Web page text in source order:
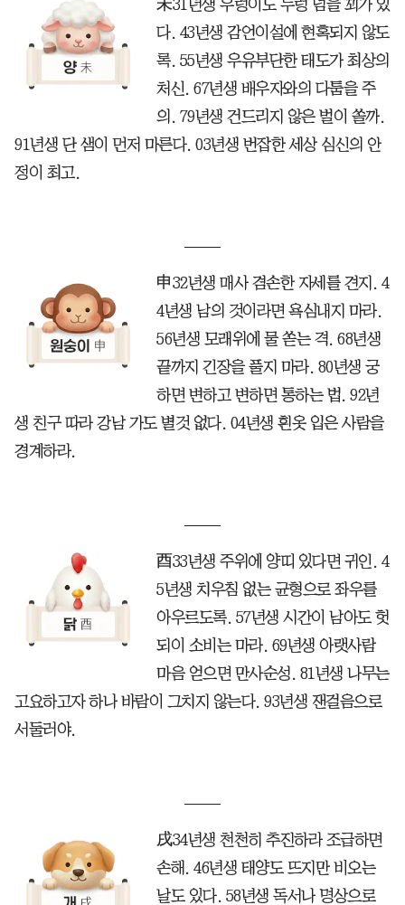
未31년생 우렁이도 두렁 넘을 꾀가 있
다. 43년생 감언이설에 현혹되지 않도
록. 55년생 우유부단한 태도가 최상의
처신. 67년생 배우자와의 다툼을 주
의. 79년생 건드리지 않은 벌이 쏠까.
91년생 단 샘이 먼저 마른다. 03년생 번잡한 세상 심신의 안
정이 최고.
申32년생 매사 겸손한 자세를 견지. 4
4년생 남의 것이라면 욕심내지 마라.
56년생 모래위에 물 쏟는 격. 68년생
끝까지 긴장을 풀지 마라. 80년생 궁
하면 변하고 변하면 통하는 법. 92년
생 친구 따라 강남 가도 별것 없다. 04년생 흰옷 입은 사람을
경계하라.
酉33년생 주위에 양띠 있다면 귀인. 4
5년생 치우침 없는 균형으로 좌우를
아우르도록. 57년생 시간이 남아도 헛
되이 소비는 마라. 69년생 아랫사람
마음 얻으면 만사순성. 81년생 나무는
고요하고자 하나 바람이 그치지 않는다. 93년생 잰걸음으로
서둘러야.
戌34년생 천천히 추진하라 조급하면
손해. 46년생 태양도 뜨지만 비오는
날도 있다. 58년생 독서나 명상으로